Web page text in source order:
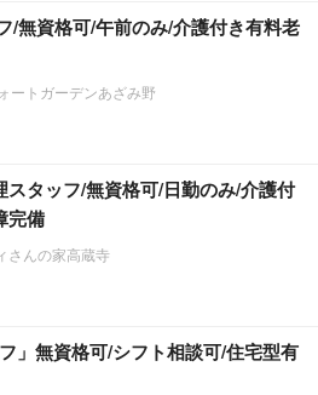
/無資格可/午前のみ/介護付き有料老
ートガーデンあざみ野
スタッフ/無資格可/日勤のみ/介護付
完備
さんの家高蔵寺
」無資格可/シフト相談可/住宅型有